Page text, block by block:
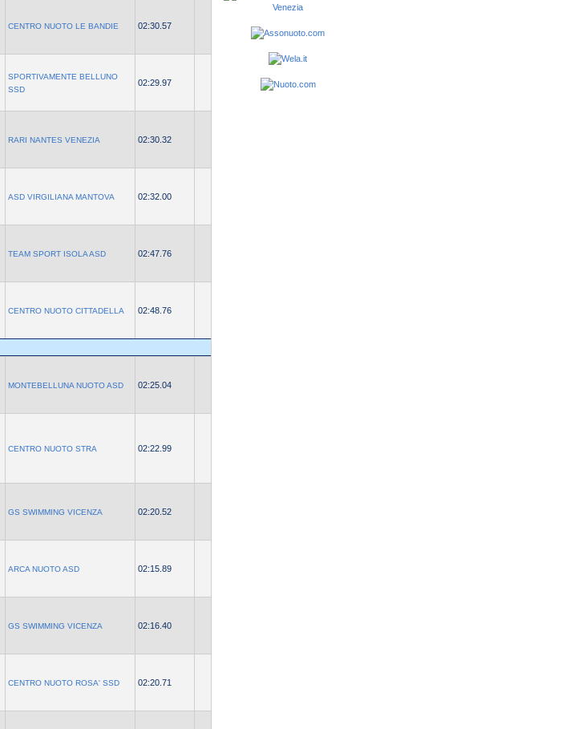
CENTRO NUOTO LE BANDIE 02:30.57
SPORTIVAMENTE BELLUNO
SSD
02:29.97
RARI NANTES VENEZIA 02:30.32
ASD VIRGILIANA MANTOVA 02:32.00
TEAM SPORT ISOLA ASD 02:47.76
CENTRO NUOTO CITTADELLA 02:48.76
MONTEBELLUNA NUOTO ASD 02:25.04
CENTRO NUOTO STRA 02:22.99
GS SWIMMING VICENZA 02:20.52
ARCA NUOTO ASD 02:15.89
GS SWIMMING VICENZA 02:16.40
CENTRO NUOTO ROSA' SSD 02:20.71